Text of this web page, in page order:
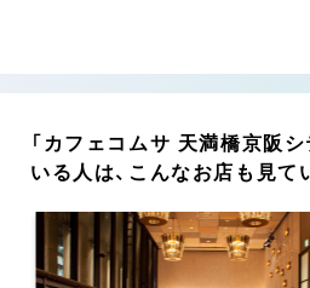
「カフェコムサ 天満橋京阪
いる人は、こんなお店も見て